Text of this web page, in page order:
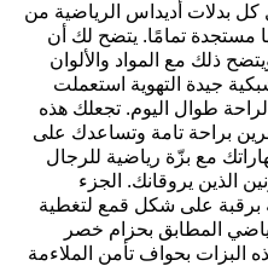
كل بدلات أديداس الرياضية من
مستجدة تمامًا. يتضح لك أن
ذلك مع المواد والألوان
جيدة التهوية استعملت
طوال اليوم. تجعلك هذه
براحة تامة وتساعدك على
مع بزّة رياضية للرجال
الذين يروقانك. الجزء
برقبة على شكل قمع لتغطية
المطابق بحزام خصر
البزات بحواف تأمن الملاءمة